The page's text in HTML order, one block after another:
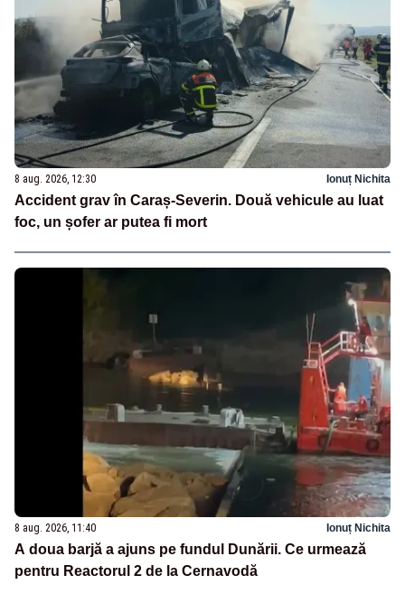
8 aug. 2026, 12:30 Ionuț Nichita
Accident grav în Caraș-Severin. Două vehicule au luat
foc, un șofer ar putea fi mort
8 aug. 2026, 11:40 Ionuț Nichita
A doua barjă a ajuns pe fundul Dunării. Ce urmează
pentru Reactorul 2 de la Cernavodă